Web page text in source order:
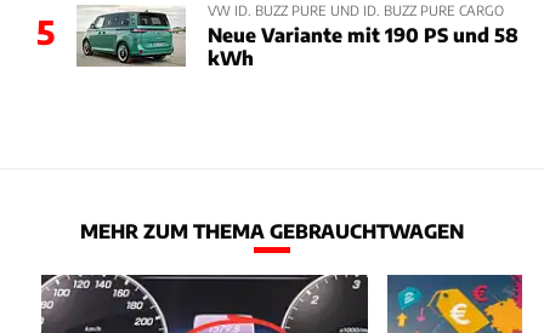
5
VW ID. BUZZ PURE UND ID. BUZZ PURE CARGO
Neue Variante mit 190 PS und 58
kWh
MEHR ZUM THEMA GEBRAUCHTWAGEN